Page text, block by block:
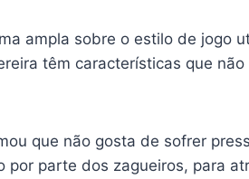
ampla sobre o estilo de jogo
têm características que não
que não gosta de sofrer
por parte dos zagueiros, para